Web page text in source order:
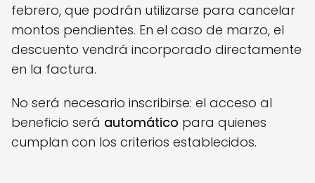
febrero, que podrán utilizarse para cancelar
montos pendientes. En el caso de marzo, el
descuento vendrá incorporado directamente
en la factura.
No será necesario inscribirse: el acceso al
beneficio será automático para quienes
cumplan con los criterios establecidos.